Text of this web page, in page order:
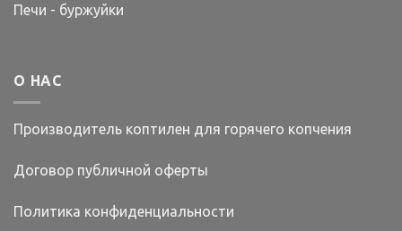
Печи - буржуйки
О НАС
Производитель коптилен для горячего копчения
Договор публичной оферты
Политика конфиденциальности